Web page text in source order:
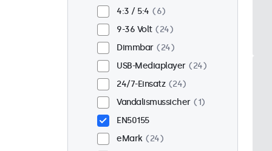
4:3 / 5:4
6
9-36 Volt
24
Dimmbar
24
USB-Mediaplayer
24
24/7-Einsatz
24
Vandalismussicher
1
EN50155
eMark
24